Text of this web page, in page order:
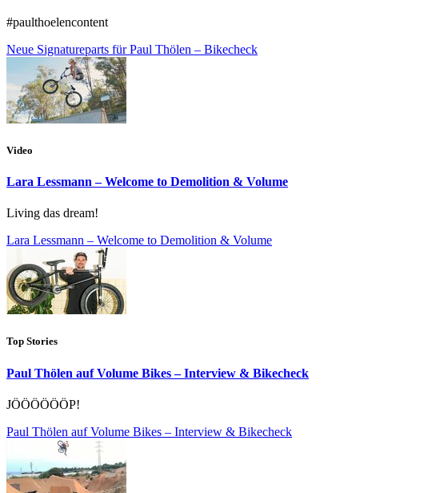
#paulthoelencontent
Neue Signatureparts für Paul Thölen – Bikecheck
Video
Lara Lessmann – Welcome to Demolition & Volume
Living das dream!
Lara Lessmann – Welcome to Demolition & Volume
Top Stories
Paul Thölen auf Volume Bikes – Interview & Bikecheck
JÖÖÖÖÖÖP!
Paul Thölen auf Volume Bikes – Interview & Bikecheck